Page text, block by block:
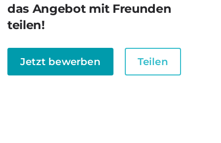
das Angebot mit Freunden
teilen!
Jetzt bewerben Teilen